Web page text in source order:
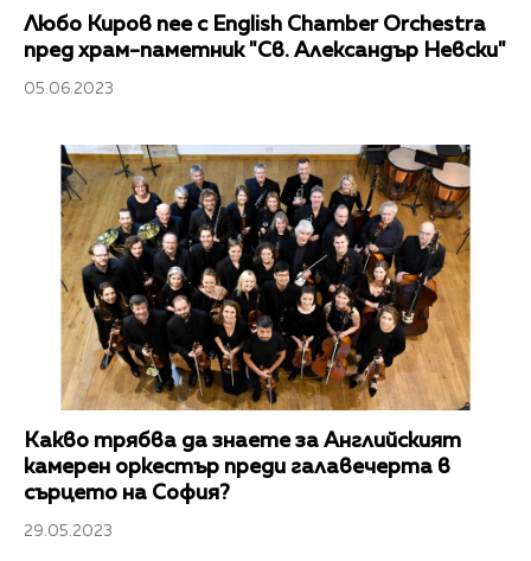
Любо Киров пее с English Chamber Orchestra
пред храм-паметник "Св. Александър Невски"
05.06.2023
Какво трябва да знаете за Английският
камерен оркестър преди галавечерта в
сърцето на София?
29.05.2023